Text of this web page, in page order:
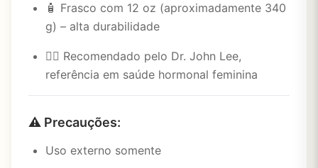
🧴 Frasco com 12 oz (aproximadamente 340
g) – alta durabilidade
👩‍⚕️ Recomendado pelo Dr. John Lee,
referência em saúde hormonal feminina
⚠️ Precauções:
Uso externo somente